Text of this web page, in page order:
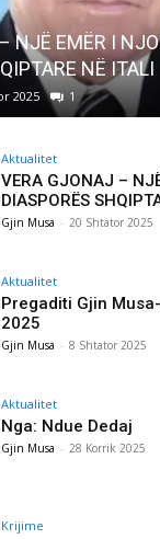
AKTUALITET
Gjin Musa
Aktualitet
VERA GJONAJ –
DIASPORËS
Gjin Musa - 20 Shtator 2025
Aktualitet
Pregaditi Gjin
2025
Gjin Musa - 8 Shtator 2025
Aktualitet
Nga: Ndue Dedaj
Gjin Musa - 28 Korrik 2025
Krijime